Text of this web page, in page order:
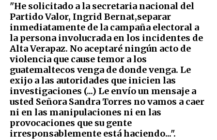
"He solicitado a la secretaria nacional del
Partido Valor, Ingrid Bernat,separar
inmediatamente de la campaña electoral a
la persona involucrada en los incidentes de
Alta Verapaz. No aceptaré ningún acto de
violencia que cause temor a los
guatemaltecos venga de donde venga. Le
exijo a las autoridades que inicien las
investigaciones (...) Le envío un mensaje a
usted Señora Sandra Torres no vamos a caer
ni en las manipulaciones ni en las
provocaciones que su gente
irresponsablemente está haciendo...".